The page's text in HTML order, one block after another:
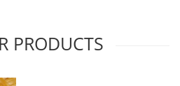
PRODUCTS